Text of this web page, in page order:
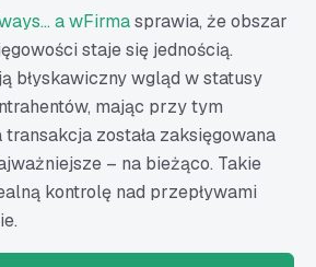
a wFirmasprawia, że obszar
staje się jednością.
błyskawiczny wgląd w statusy
mając przy tym
została zaksięgowana
– na bieżąco. Takie
kontrolę nad przepływami